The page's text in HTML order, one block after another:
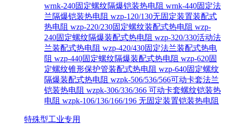
wrnk-240固定螺纹隔爆铠装热电阻 wrnk-440固定法
兰隔爆铠装热电阻 wzp-120/130无固定装置装配式
热电阻 wzp-220/230固定螺纹装配式热电阻 wzp-
240固定螺纹隔爆装配式热电阻 wzp-320/330活动法
兰装配式热电阻 wzp-420/430固定法兰装配式热电
阻 wzp-440固定螺纹隔爆装配式热电阻 wzp-620固
定螺纹锥形保护管装配式热电阻 wzp-640固定螺纹
隔爆装配式热电阻 wzpk-506/536/566可动卡套法兰
铠装热电阻 wzpk-306/336/366 可动卡套螺纹铠装热
电阻 wzpk-106/136/166/196 无固定装置铠装热电阻
特殊型工业专用